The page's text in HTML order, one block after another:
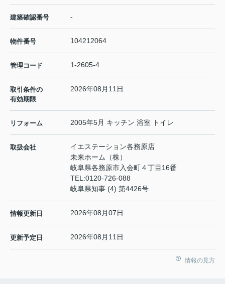
建築確認番号 -
物件番号 104212064
管理コード 1-2605-4
取引条件の
有効期限
2026年08月11日
リフォーム 2005年5月 キッチン 浴室 トイレ
取扱会社
イエステーション各務原店
未来ホーム（株）
岐阜県各務原市入会町４丁目16番
TEL:0120-726-088
岐阜県知事 (4) 第4426号
情報更新日 2026年08月07日
更新予定日 2026年08月11日
情報の見方